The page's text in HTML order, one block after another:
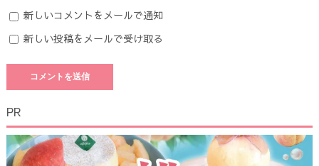
新しいコメントをメールで通知
新しい投稿をメールで受け取る
PR